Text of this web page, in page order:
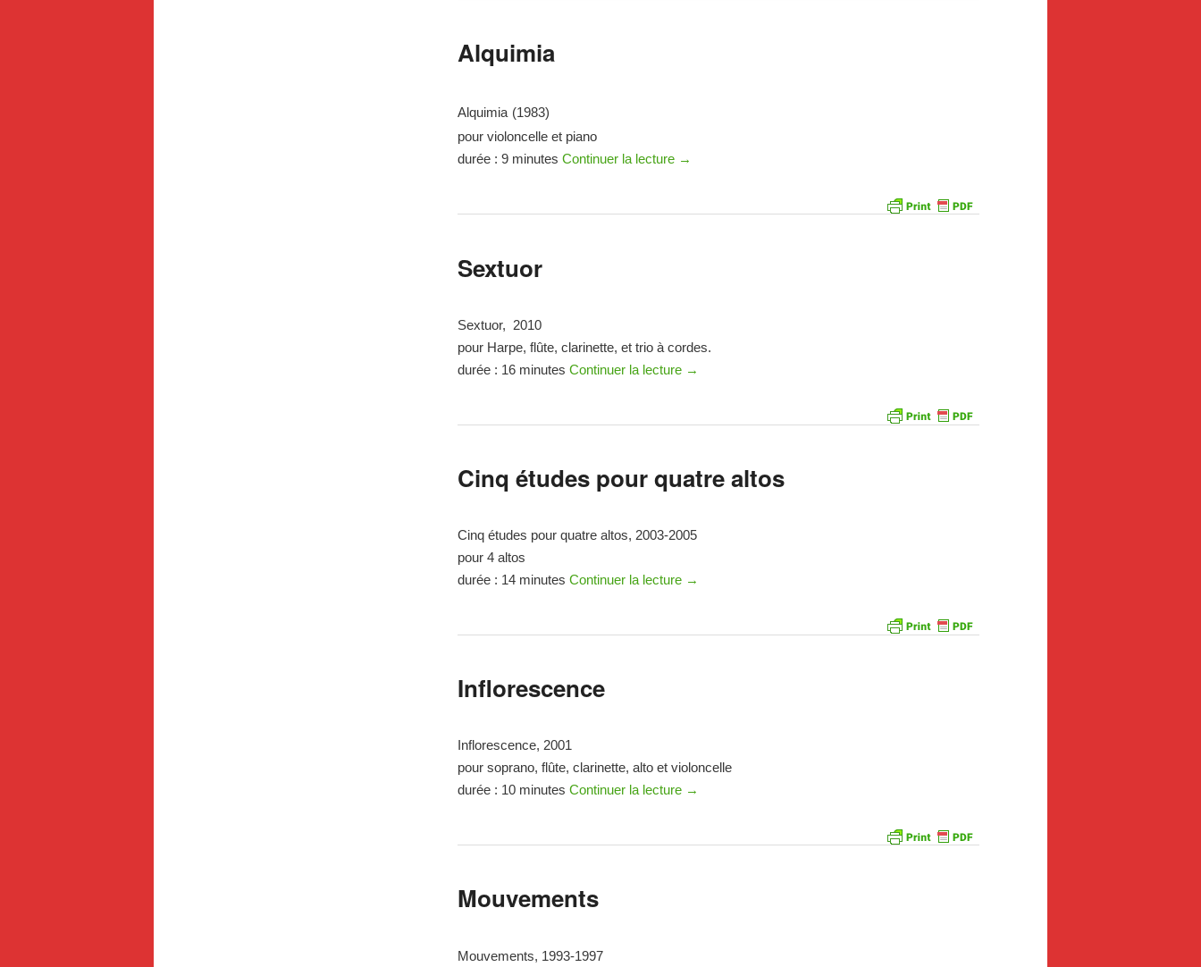
Alquimia
Alquimia (1983)
pour violoncelle et piano
durée : 9 minutes Continuer la lecture →
Sextuor
Sextuor, 2010
pour Harpe, flûte, clarinette, et trio à cordes.
durée : 16 minutes Continuer la lecture →
Cinq études pour quatre altos
Cinq études pour quatre altos, 2003-2005
pour 4 altos
durée : 14 minutes Continuer la lecture →
Inflorescence
Inflorescence, 2001
pour soprano, flûte, clarinette, alto et violoncelle
durée : 10 minutes Continuer la lecture →
Mouvements
Mouvements, 1993-1997